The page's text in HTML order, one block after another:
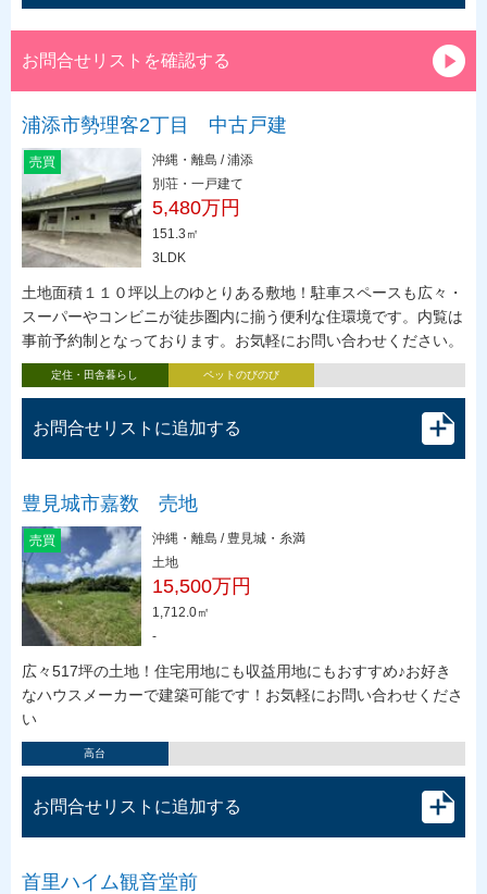
お問合せリストを確認する
浦添市勢理客2丁目 中古戸建
売買
沖縄・離島 / 浦添
別荘・一戸建て
5,480万円
151.3㎡
3LDK
土地面積１１０坪以上のゆとりある敷地！駐車スペースも広々・
スーパーやコンビニが徒歩圏内に揃う便利な住環境です。内覧は
事前予約制となっております。お気軽にお問い合わせください。
定住・田舎暮らし ペットのびのび
お問合せリストに追加する
豊見城市嘉数 売地
売買
沖縄・離島 / 豊見城・糸満
土地
15,500万円
1,712.0㎡
-
広々517坪の土地！住宅用地にも収益用地にもおすすめ♪お好き
なハウスメーカーで建築可能です！お気軽にお問い合わせくださ
い
高台
お問合せリストに追加する
首里ハイム観音堂前